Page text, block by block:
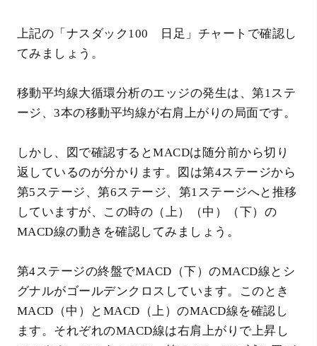
上記の「ナスダック100 日足」チャートで確認し
てみましょう。
移動平均線大循環分析のエッジの発生は、第1ステ
ージ、3本の移動平均線が右肩上がりの局面です。
しかし、図で確認するとMACDは随分前から切り
返しているのが分かります。図は第4ステージから
第5ステージ、第6ステージ、第1ステージへと推移
していますが、この時の（上）（中）（下）の
MACD線の動きを確認してみましょう。
第4ステージの終盤でMACD（下）のMACD線とシ
グナルがゴールデンクロスしています。このとき
MACD（中）とMACD（上）のMACD線を確認し
ます。それぞれのMACD線は右肩上がりで上昇し